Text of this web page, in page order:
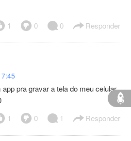
1
0 0 Responder
app pra gravar a tela do meu celular
1
0 1 Responder